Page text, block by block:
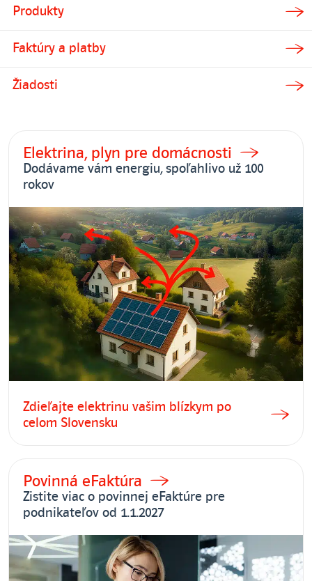
Produkty
Faktúry a platby
Žiadosti
Elektrina, plyn pre domácnosti
Dodávame vám energiu, spoľahlivo už 100
rokov
Zdieľajte elektrinu vašim blízkym po
celom Slovensku
Povinná eFaktúra
Zistite viac o povinnej eFaktúre pre
podnikateľov od 1.1.2027